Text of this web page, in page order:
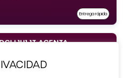
Entrega rápida
L1H1 1T ACENTA